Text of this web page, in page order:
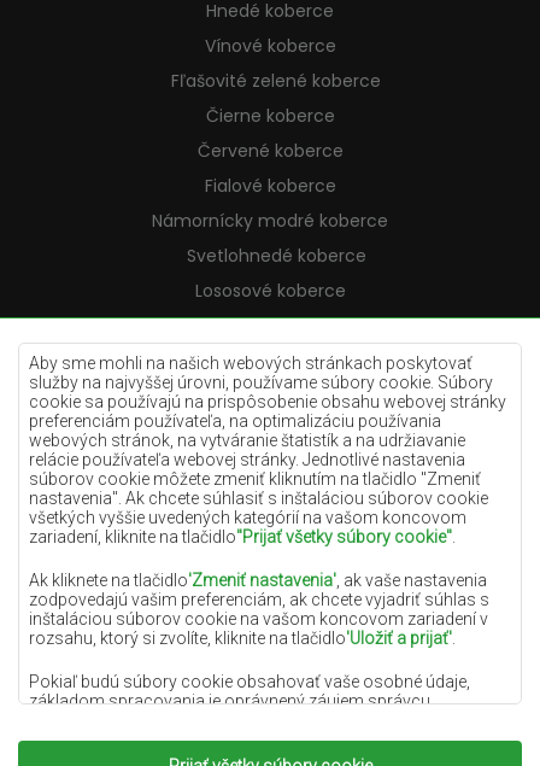
Aby sme mohli na našich webových stránkach poskytovať
služby na najvyššej úrovni, používame súbory cookie. Súbory
cookie sa používajú na prispôsobenie obsahu webovej stránky
preferenciám používateľa, na optimalizáciu používania
webových stránok, na vytváranie štatistík a na udržiavanie
relácie používateľa webovej stránky. Jednotlivé nastavenia
súborov cookie môžete zmeniť kliknutím na tlačidlo "Zmeniť
nastavenia". Ak chcete súhlasiť s inštaláciou súborov cookie
všetkých vyššie uvedených kategórií na vašom koncovom
zariadení, kliknite na tlačidlo"Prijať všetky súbory cookie"
Ak kliknete na tlačidlo'Zmeniť nastavenia' , ak vaše nastavenia
zodpovedajú vašim preferenciám, ak chcete vyjadriť súhlas s
inštaláciou súborov cookie na vašom koncovom zariadení v
rozsahu, ktorý si zvolíte, kliknite na tlačidlo'Uložiť a prijať'
Pokiaľ budú súbory cookie obsahovať vaše osobné údaje,
základom spracovania je oprávnený záujem správcu
podobe poskytovania vysokokvalitných služieb na našej
webovej stránke a marketingových aktivít správcu osobných
Hnedé koberce
Vínové koberce
Fľašovité zelené koberce
Čierne koberce
Červené koberce
Fialové koberce
Námornícky modré koberce
Svetlohnedé koberce
Lososové koberce
Krémové koberce
Lilac koberce
Žlté koberce
Mätové koberce
Modré koberce
Oranžové koberce
Ružové koberce
Šedé koberce
Terakotové koberce
Zelené koberce
Zlaté koberce